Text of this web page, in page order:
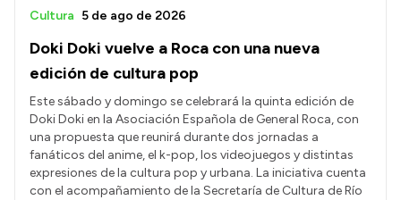
Doki Doki vuelve a Roca con una nueva
edición de cultura pop
Cultura 5 de ago de 2026
Este sábado y domingo se celebrará la quinta edición de
Doki Doki en la Asociación Española de General Roca, con
una propuesta que reunirá durante dos jornadas a
fanáticos del anime, el k-pop, los videojuegos y distintas
expresiones de la cultura pop y urbana. La iniciativa cuenta
con el acompañamiento de la Secretaría de Cultura de Río